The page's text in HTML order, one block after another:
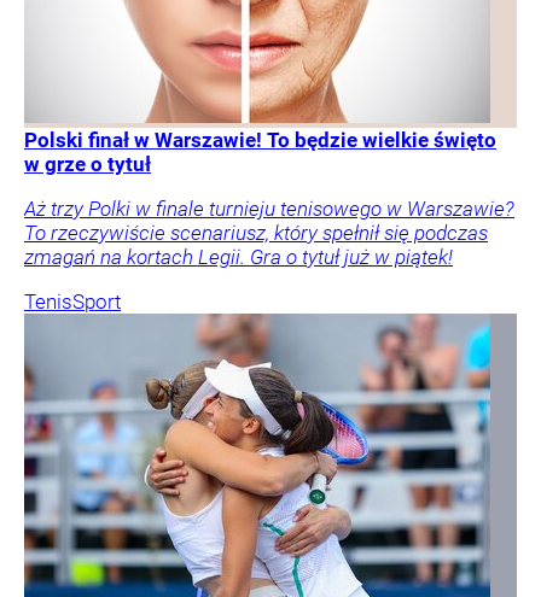
Polski finał w Warszawie! To będzie wielkie święto
w grze o tytuł
Aż trzy Polki w finale turnieju tenisowego w Warszawie?
To rzeczywiście scenariusz, który spełnił się podczas
zmagań na kortach Legii. Gra o tytuł już w piątek!
TenisSport